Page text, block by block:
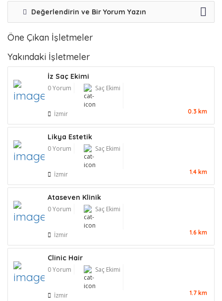
Değerlendirin ve Bir Yorum Yazın
Öne Çıkan İşletmeler
Yakındaki İşletmeler
İz Saç Ekimi
0 Yorum Saç Ekimi
İzmir 0.3 km
Likya Estetik
0 Yorum Saç Ekimi
İzmir 1.4 km
Ataseven Klinik
0 Yorum Saç Ekimi
İzmir 1.6 km
Clinic Hair
0 Yorum Saç Ekimi
İzmir 1.7 km